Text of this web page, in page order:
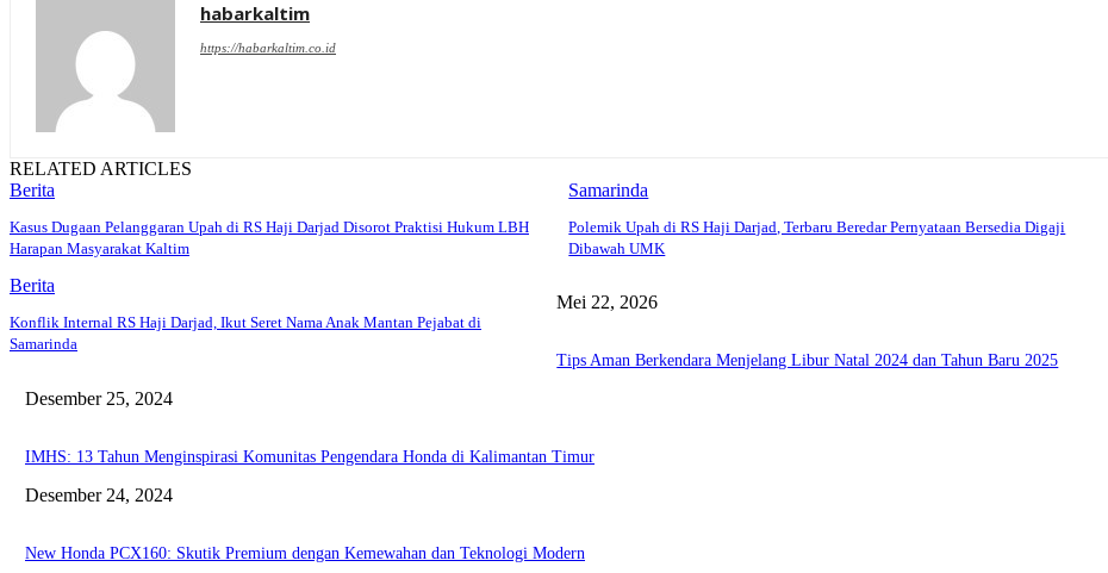
habarkaltim
https://habarkaltim.co.id
RELATED ARTICLES
Berita
Kasus Dugaan Pelanggaran Upah di RS Haji Darjad Disorot Praktisi Hukum LBH
Harapan Masyarakat Kaltim
Samarinda
Polemik Upah di RS Haji Darjad, Terbaru Beredar Pernyataan Bersedia Digaji
Dibawah UMK
Berita
Konflik Internal RS Haji Darjad, Ikut Seret Nama Anak Mantan Pejabat di
Samarinda
Mei 22, 2026
Tips Aman Berkendara Menjelang Libur Natal 2024 dan Tahun Baru 2025
Desember 25, 2024
IMHS: 13 Tahun Menginspirasi Komunitas Pengendara Honda di Kalimantan Timur
Desember 24, 2024
New Honda PCX160: Skutik Premium dengan Kemewahan dan Teknologi Modern